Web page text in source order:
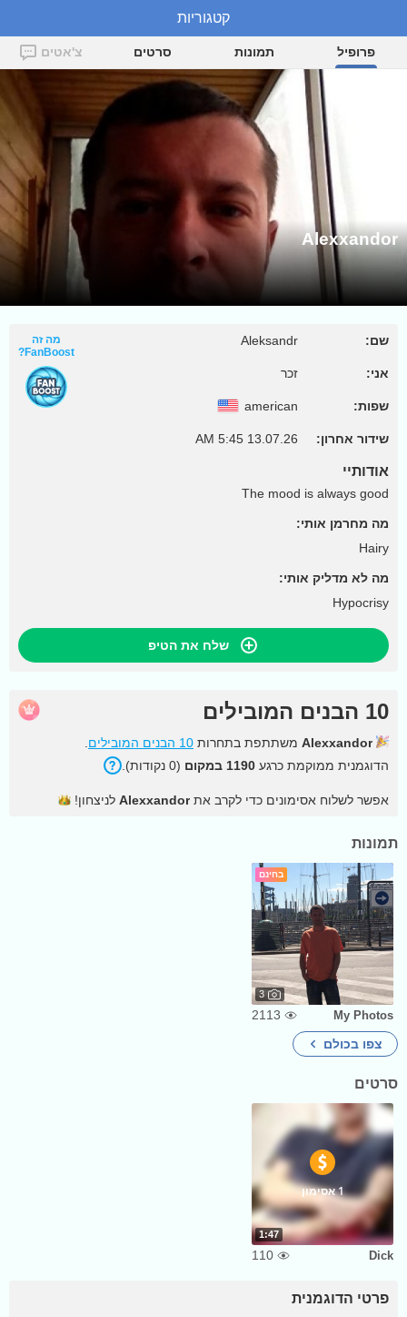
Alexxandor
פרופיל תמונות סרטים צ'אטים
Alexxandor
שם: Aleksandr
אני: זכר
שפות: american
שידור אחרון: 13.07.26 5:45 AM
מה זה
FanBoost?
אודותיי
The mood is always good
מה מחרמן אותי:
Hairy
מה לא מדליק אותי:
Hypocrisy
שלח את הטיפ
10 הבנים המובילים
Alexxandor משתתפת בתחרות 10 הבנים המובילים
הדוגמנית ממוקמת כרגע 1190 במקום (0 נקודות).
אפשר לשלוח אסימונים כדי לקרב את Alexxandor לניצחון!
תמונות
בחינם
3
My Photos
2113
צפו בכולם
סרטים
1:47
1 אסימון
Dick
110
פרטי הדוגמנית
קטגוריות